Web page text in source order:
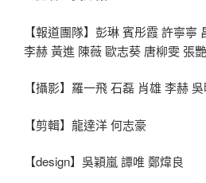
【報道團隊】彭琳 賓彤霞 許寧寧
李赫 黃進 陳薇 歐志葵 唐柳雯 張
【攝影】羅一飛 石磊 肖雄 李赫
【剪輯】龍達洋 何志豪
【design】吳穎嵐 譚唯 鄭煒良